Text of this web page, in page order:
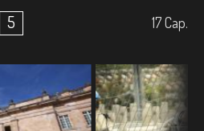
5 17Cap.